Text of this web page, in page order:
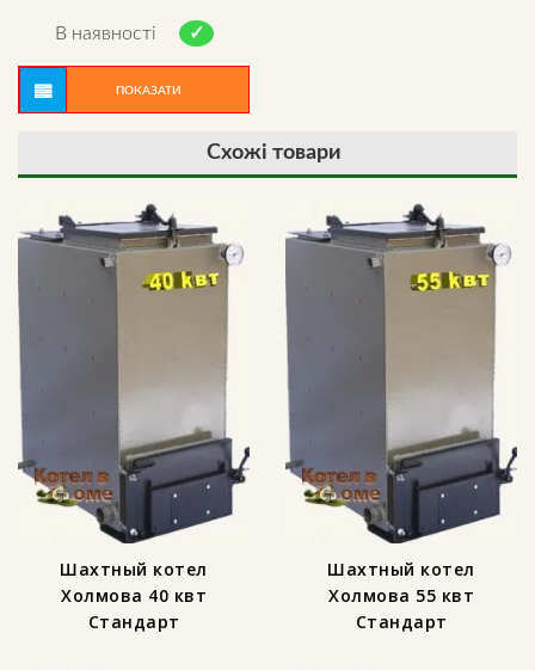
out of 5
В наявності
ПОКАЗАТИ
Схожі товари
Шахтный котел
Холмова 40 квт
Стандарт
Шахтный котел
Холмова 55 квт
Стандарт